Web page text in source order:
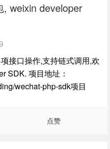
weixin developer
接口操作,支持链式调用,欢
SDK. 项目地址：
wechat-php-sdk项目
点赞